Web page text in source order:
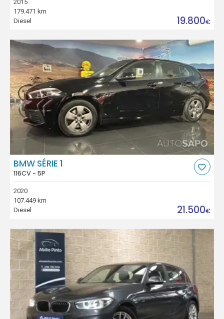
2015
179.471 km
Diesel
19.800€
BMW SÉRIE 1
116CV - 5P
2020
107.449 km
Diesel
21.500€